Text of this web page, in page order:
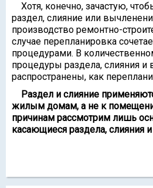
Хотя, конечно, зачастую,
раздел, слияние или
производство ремонтно-
случае перепланировка
процедурами. В
процедуры раздела, слияния и
распространены, как
Раздел и слияние
жилым домам, а не к
причинам рассмотрим лишь
касающиеся раздела, слияния